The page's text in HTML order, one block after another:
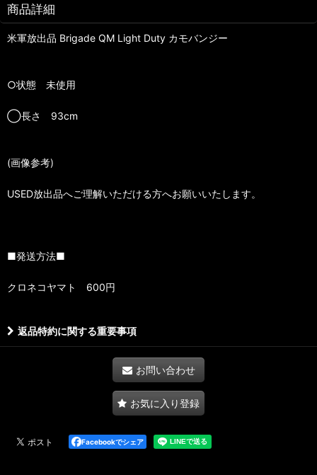
商品詳細
米軍放出品 Brigade QM Light Duty カモバンジー
○状態 未使用
◯長さ 93cm
(画像参考)
USED放出品へご理解いただける方へお願いいたします。
■発送方法■
クロネコヤマト 600円
返品特約に関する重要事項
お問い合わせ
お気に入り登録
Facebookでシェア